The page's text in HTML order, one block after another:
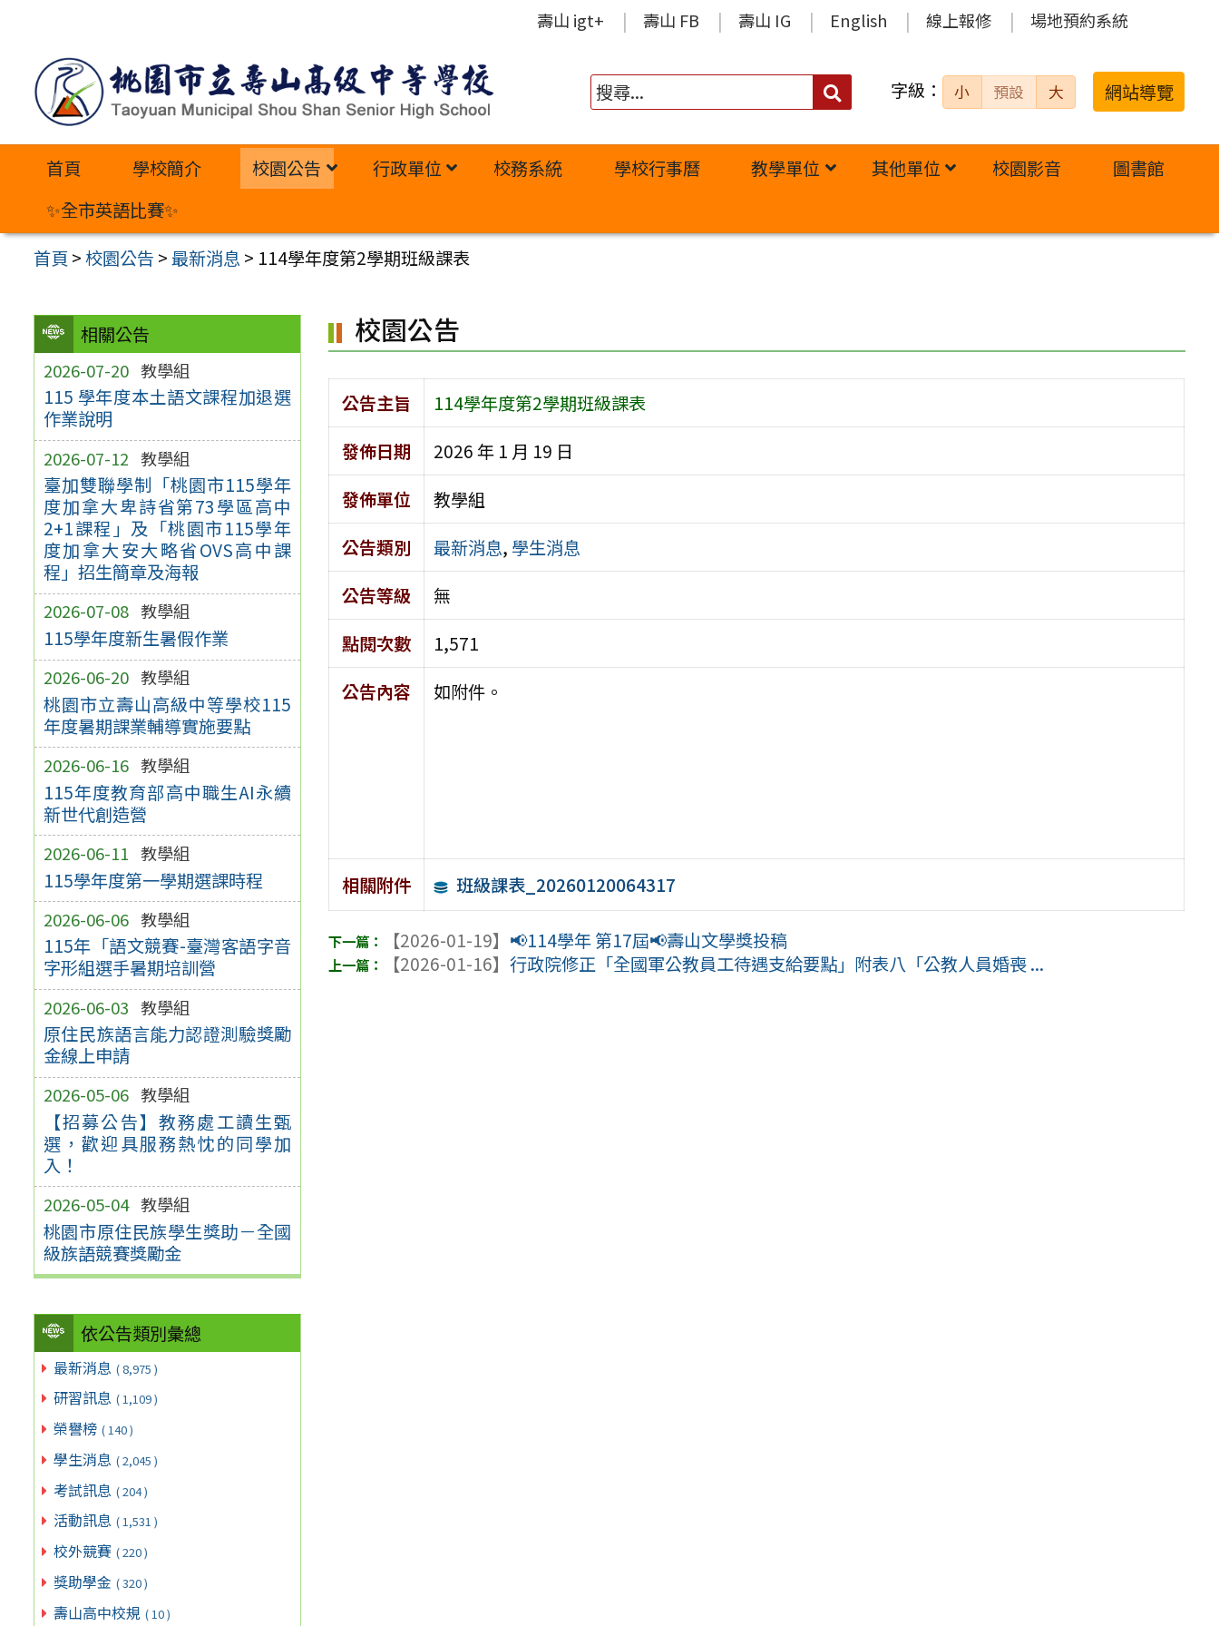
內
壽山 igt+ 壽山 FB 壽山 IG English 線上報修 場地預約系統
搜
字級： 小 預設 大 網站導覽
首頁 學校簡介 校園公告 行政單位 校務系統 學校行事曆 教學單位 其他單位 校園影音
圖書館
✨全市英語比賽✨
首頁 >校園公告 >最新消息 > 114學年度第2學期班級課表
相關公告
2026-07-20 教學組
115 學年度本土語文課程加退選
作業說明
2026-07-12 教學組
臺加雙聯學制「桃園市115學年
度加拿大卑詩省第73學區高中
2+1課程」及「桃園市115學年
度加拿大安大略省OVS高中課
程」招生簡章及海報
2026-07-08 教學組
115學年度新生暑假作業
2026-06-20 教學組
桃園市立壽山高級中等學校115
年度暑期課業輔導實施要點
2026-06-16 教學組
115年度教育部高中職生AI永續
新世代創造營
2026-06-11 教學組
115學年度第一學期選課時程
2026-06-06 教學組
115年「語文競賽-臺灣客語字音
字形組選手暑期培訓營
2026-06-03 教學組
原住民族語言能力認證測驗獎勵
金線上申請
2026-05-06 教學組
【招募公告】教務處工讀生甄
選，歡迎具服務熱忱的同學加
入！
2026-05-04 教學組
桃園市原住民族學生獎助－全國
級族語競賽獎勵金
依公告類別彙總
最新消息 ( 8,975 )
研習訊息 ( 1,109 )
榮譽榜 ( 140 )
學生消息 ( 2,045 )
考試訊息 ( 204 )
活動訊息 ( 1,531 )
校外競賽 ( 220 )
獎助學金 ( 320 )
壽山高中校規 ( 10 )
校園公告
公告主旨
114學年度第2學期班級課表
發佈日期
2026 年 1 月 19 日
發佈單位
教學組
公告類別
最新消息, 學生消息
公告等級
無
點閱次數
1,571
公告內容
如附件。
相關附件 班級課表_20260120064317
【2026-01-19】 📢114學年 第17屆📢壽山文學獎投稿
【2026-01-16】行政院修正「全國軍公教員工待遇支給要點」附表八「公教人員婚喪 ...